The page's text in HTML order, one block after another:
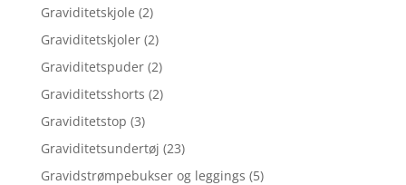
Graviditetskjole (2)
Graviditetskjoler (2)
Graviditetspuder (2)
Graviditetsshorts (2)
Graviditetstop (3)
Graviditetsundertøj (23)
Gravidstrømpebukser og leggings (5)